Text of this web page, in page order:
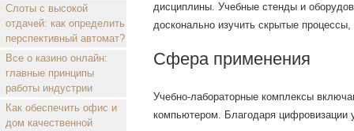
Слоты с высокой
отдачей: как определить
перспективный автомат?
Все о казино онлайн:
главные принципы
работы индустрии
Как обеспечить офис и
дом качественной
дисциплины. Учебные стенды и
досконально изучить скрытые
Сфера применения
Учебно-лабораторные комплексы
компьютером. Благодаря цифровизации